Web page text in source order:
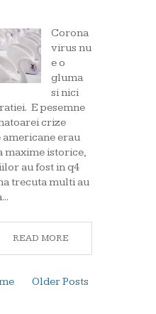
Corona
virus nu
e o
gluma
si nici
E pesemne
crize
erau
maxime istorice,
au fost in q4
trecuta multi au
READ MORE
Older Posts